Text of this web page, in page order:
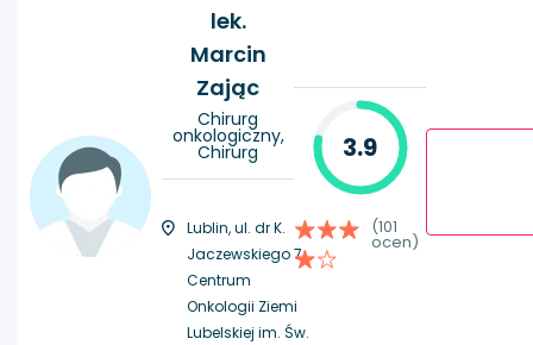
lek.
Marcin
Zając
Chirurg
onkologiczny,
Chirurg
Lublin, ul. dr K.
Jaczewskiego 7,
Centrum
Onkologii Ziemi
Lubelskiej im. Św.
3.9
(101
ocen)